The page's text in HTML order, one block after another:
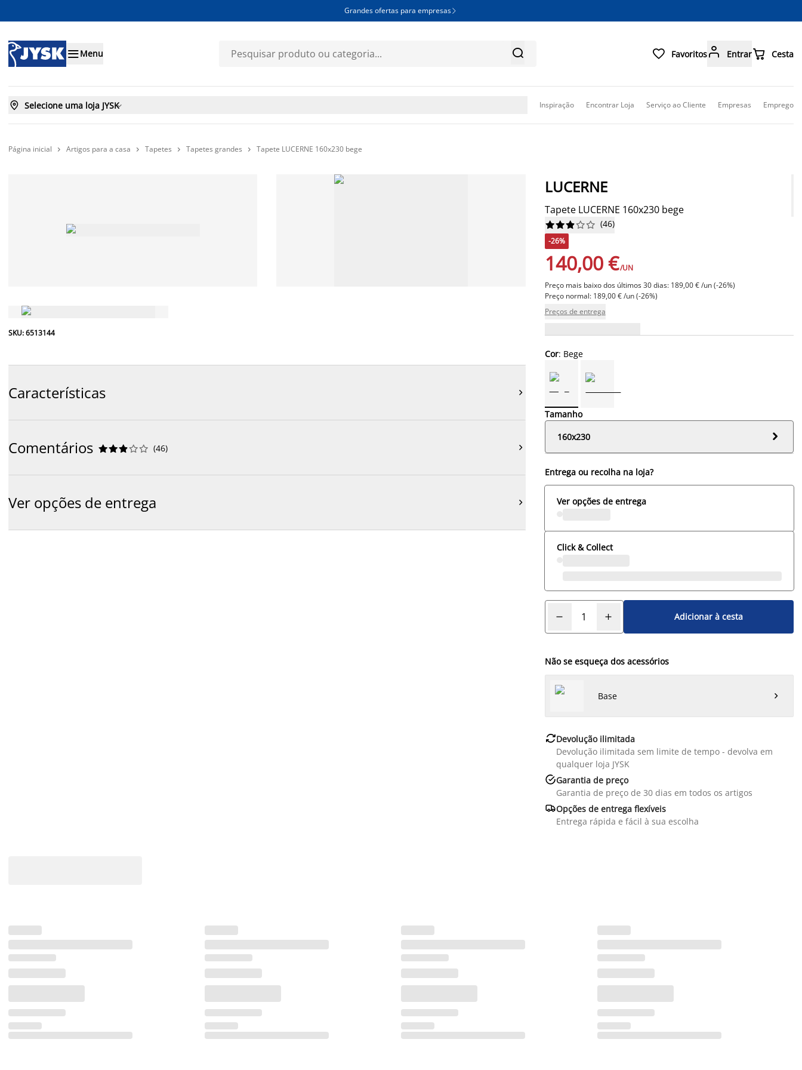
Grandes ofertas para empresas 
Menu   Favoritos Entrar Cesta
 Selecione uma loja JYSK Inspiração Encontrar Loja Serviço ao Cliente Empresas Emprego
Página inicial  Artigos para a casa  Tapetes  Tapetes grandes  Tapete LUCERNE 160x230 bege
SKU: 6513144
Características 
Comentários 




 (46) 
Ver opções de entrega 
LUCERNE
Tapete LUCERNE 160x230 bege





 (46)
-26%
140,00 €/UN
Preço mais baixo dos últimos 30 dias: 189,00 € /un (-26%)
Preço normal: 189,00 € /un (-26%)
Preços de entrega
Cor: Bege
Tamanho
160x230

Entrega ou recolha na loja?
Ver opções de entrega
Click & Collect
Adicionar à cesta
Não se esqueça dos acessórios
Base 
Devolução ilimitada
Devolução ilimitada sem limite de tempo - devolva em
qualquer loja JYSK
Garantia de preço
Garantia de preço de 30 dias em todos os artigos
Opções de entrega flexíveis
Entrega rápida e fácil à sua escolha